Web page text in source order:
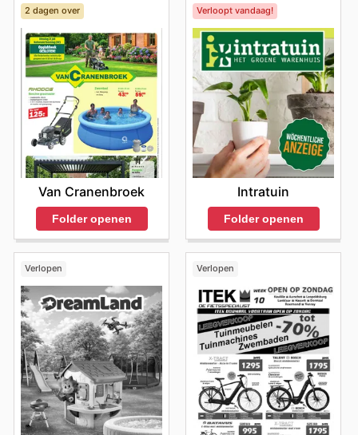
2 dagen over
Van Cranenbroek
Folder openen
Verloopt vandaag!
Intratuin
Folder openen
Verlopen Verlopen